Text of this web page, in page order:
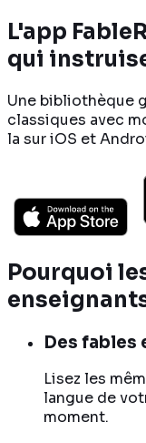
L'app
qui
Une bibliothèque
classiques avec
la sur iOS et
Pourquoi
Des fables
Lisez les
langue de
moment.